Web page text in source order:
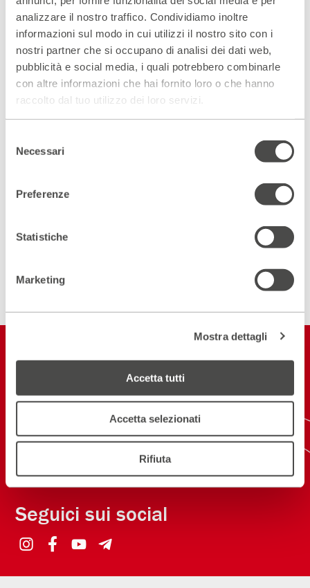
analizzare il nostro traffico. Condividiamo inoltre
informazioni sul modo in cui utilizzi il nostro sito con i
nostri partner che si occupano di analisi dei dati web,
pubblicità e social media, i quali potrebbero combinarle
con altre informazioni che hai fornito loro o che hanno
raccolto dal tuo utilizzo dei loro servizi.
delNecessari
Preferenze
Statistiche
Marketing
Mostra dettagli
Accetta tutti
Accetta selezionati
Rifiuta
Scopri un luogo unico
DIVENTA PARTNER
Restiamo in
ISCRIVITI ALLA NEWSLETTER
NEW! SCARICA L'APP
Seguici sui social